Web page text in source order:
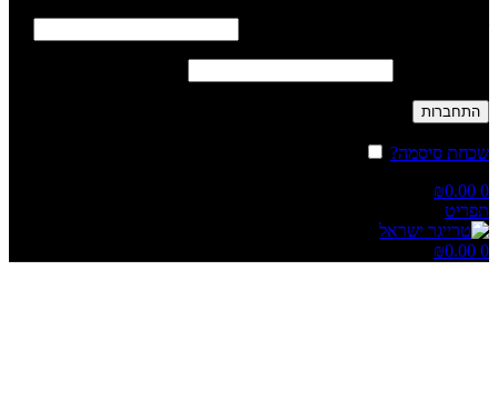
התחברות
שכחת סיסמה?
0
₪0.00
תפריט
0
₪0.00